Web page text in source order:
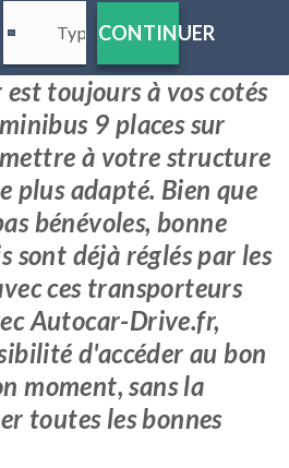
CONTINUER
toujours à vos cotés
9 places sur
à votre structure
plus adapté. Bien que
bénévoles, bonne
sont déjà réglés par les
ces transporteurs
Autocar-Drive.fr,
d'accéder au bon
moment, sans la
toutes les bonnes